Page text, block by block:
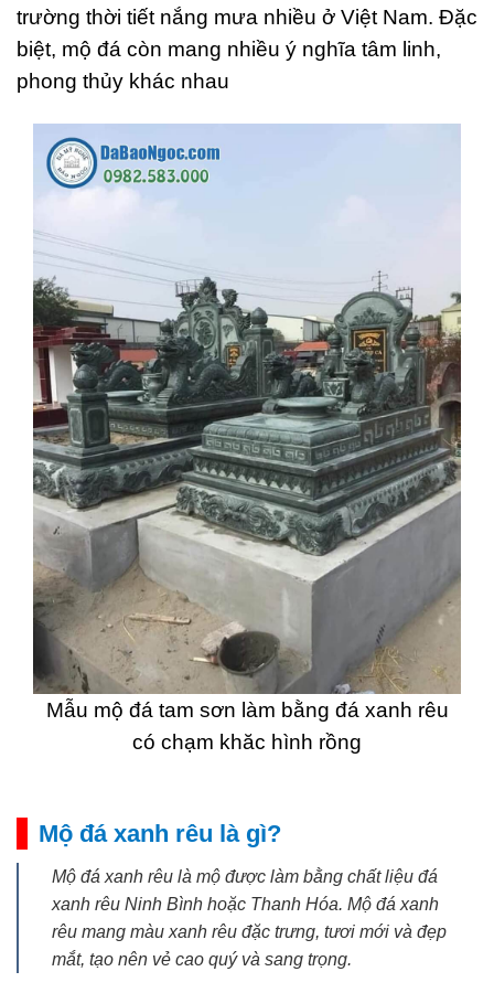
trường thời tiết nắng mưa nhiều ở Việt Nam. Đặc
biệt, mộ đá còn mang nhiều ý nghĩa tâm linh,
phong thủy khác nhau
Mẫu mộ đá tam sơn làm bằng đá xanh rêu
có chạm khăc hình rồng
Mộ đá xanh rêu là gì?
Mộ đá xanh rêu là mộ được làm bằng chất liệu đá
xanh rêu Ninh Bình hoặc Thanh Hóa. Mộ đá xanh
rêu mang màu xanh rêu đặc trưng, tươi mới và đẹp
mắt, tạo nên vẻ cao quý và sang trọng.